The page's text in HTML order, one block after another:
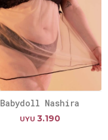
Babydoll Nashira
UYU 3.190